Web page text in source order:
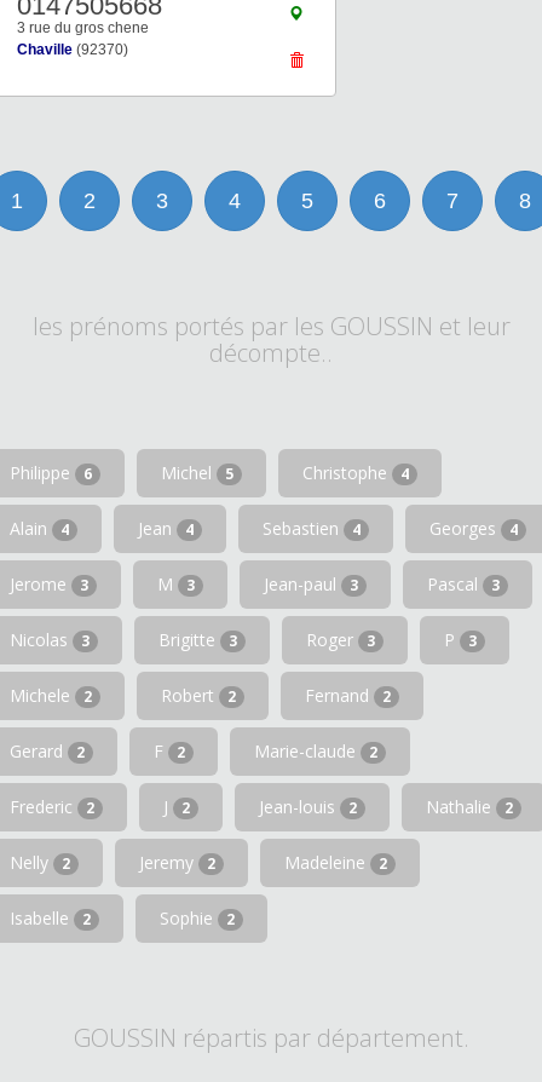
3 rue du gros chene
Chaville (92370)
1 2 3 4 5 6 7 8
les prénoms portés par les GOUSSIN et leur
décompte..
Philippe 6 Michel 5 Christophe 4
Alain 4 Jean 4 Sebastien 4 Georges 4
Jerome 3 M 3 Jean-paul 3 Pascal 3
Nicolas 3 Brigitte 3 Roger 3 P 3
Michele 2 Robert 2 Fernand 2
Gerard 2 F 2 Marie-claude 2
Frederic 2 J 2 Jean-louis 2 Nathalie 2
Nelly 2 Jeremy 2 Madeleine 2
Isabelle 2 Sophie 2
GOUSSIN répartis par département.